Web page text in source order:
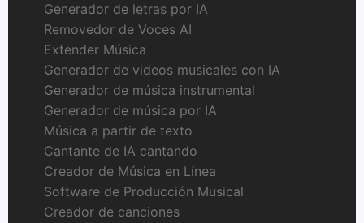
Generador de letras por IA
Removedor de Voces AI
Extender Música
Generador de videos musicales con IA
Generador de música instrumental
Generador de música por IA
Música a partir de texto
Cantante de IA cantando
Creador de Música en Línea
Software de Producción Musical
Creador de canciones